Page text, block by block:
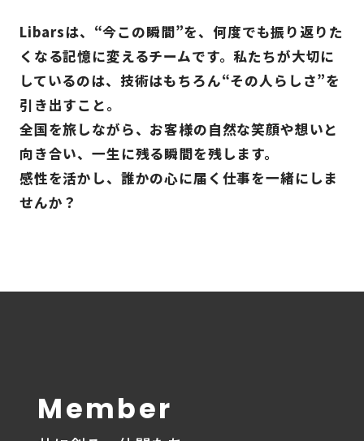
Libarsは、“今この瞬間”を、何度でも振り返りた
くなる記憶に変えるチームです。私たちが大切に
しているのは、 技術はもちろん“その人らしさ”を
引き出すこと。
全国を旅しながら、お客様の自然な笑顔や想いと
向き合い、一生に残る瞬間を残します。
感性を活かし、誰かの心に届く仕事を一緒にしま
せんか？
Member